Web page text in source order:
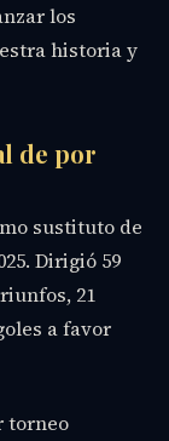
los
historia y
de por
sustituto de
Dirigió 59
21
a favor
torneo